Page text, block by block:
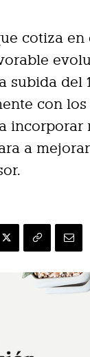
cotiza en
subida del
con
incorporar
a